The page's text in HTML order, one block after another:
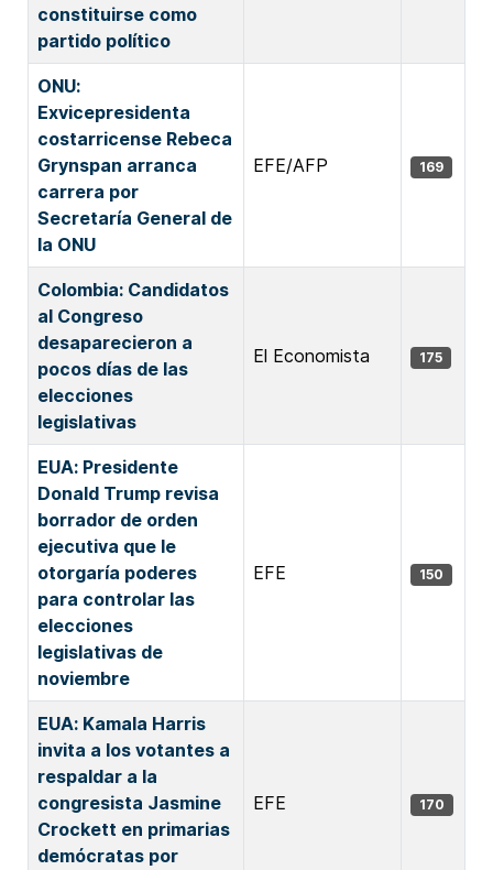
constituirse como
partido político
ONU:
Exvicepresidenta
costarricense Rebeca
Grynspan arranca
carrera por
Secretaría General de
la ONU
EFE/AFP 169
Colombia: Candidatos
al Congreso
desaparecieron a
pocos días de las
elecciones
legislativas
El Economista 175
EUA: Presidente
Donald Trump revisa
borrador de orden
ejecutiva que le
otorgaría poderes
para controlar las
elecciones
legislativas de
noviembre
EFE 150
EUA: Kamala Harris
invita a los votantes a
respaldar a la
congresista Jasmine
Crockett en primarias
demócratas por
EFE 170